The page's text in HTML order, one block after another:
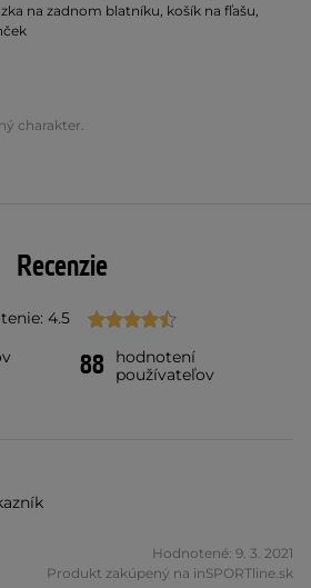
na zadnom blatníku, košík na fľašu,
charakter.
Recenzie
4.5
88
hodnotení
používateľov
Hodnotené: 9. 3. 2021
Produkt zakúpený na inSPORTline.sk